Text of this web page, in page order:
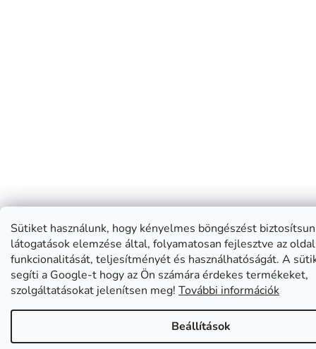
Sütiket használunk, hogy kényelmes böngészést
látogatások elemzése által, folyamatosan fejlesztve az oldal
funkcionalitását, teljesítményét és használhatóságát. A
segíti a Google-t hogy az Ön számára érdekes termékeket,
szolgáltatásokat jelenítsen meg! További információk
Beállítások